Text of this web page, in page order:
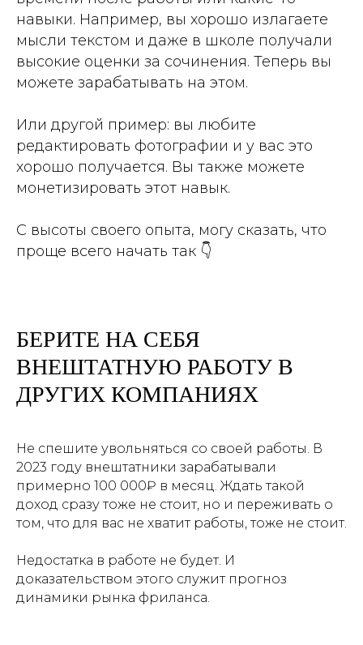
навыки. Например, вы хорошо излагаете
мысли текстом и даже в школе получали
высокие оценки за сочинения. Теперь вы
можете зарабатывать на этом.
Или другой пример: вы любите
редактировать фотографии и у вас это
хорошо получается. Вы также можете
монетизировать этот навык.
С высоты своего опыта, могу сказать, что
проще всего начать так 👇
БЕРИТЕ НА СЕБЯ
ВНЕШТАТНУЮ РАБОТУ В
ДРУГИХ КОМПАНИЯХ
Не спешите увольняться со своей работы. В
2023 году внештатники зарабатывали
примерно 100 000₽ в месяц. Ждать такой
доход сразу тоже не стоит, но и переживать о
том, что для вас не хватит работы, тоже не стоит.
Недостатка в работе не будет. И
доказательством этого служит прогноз
динамики рынка фриланса.